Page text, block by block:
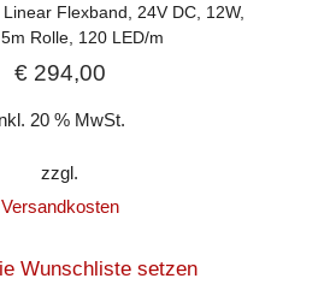
Linear Flexband, 24V DC, 12W,
Rolle, 120 LED/m
€294,00
20 % MwSt.
zzgl.
Versandkosten
Wunschliste setzen